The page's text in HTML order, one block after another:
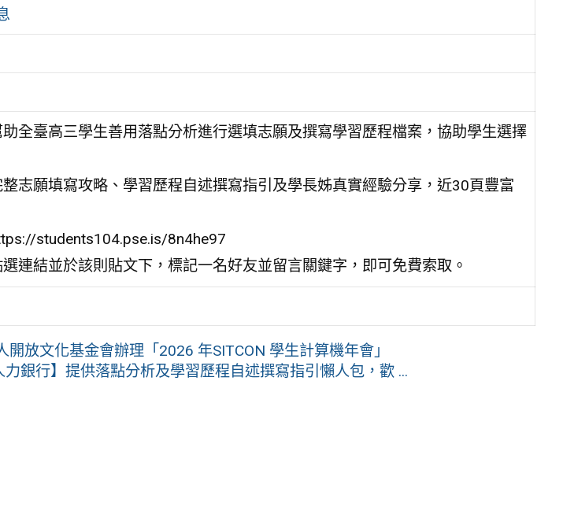
全臺高三學生善用落點分析進行選填志願及撰寫學習歷程檔案，協助學生選擇
志願填寫攻略、學習歷程自述撰寫指引及學長姊真實經驗分享，近30頁豐富
students104.pse.is/8n4he97
連結並於該則貼文下，標記一名好友並留言關鍵字，即可免費索取。
開放文化基金會辦理「2026 年SITCON 學生計算機年會」
力銀行】提供落點分析及學習歷程自述撰寫指引懶人包，歡 ...